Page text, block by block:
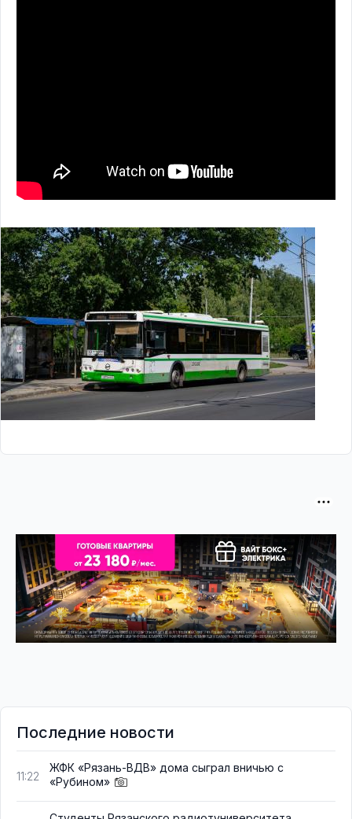
Последние новости
11:22
ЖФК «Рязань-ВДВ» дома сыграл вничью с
«Рубином»